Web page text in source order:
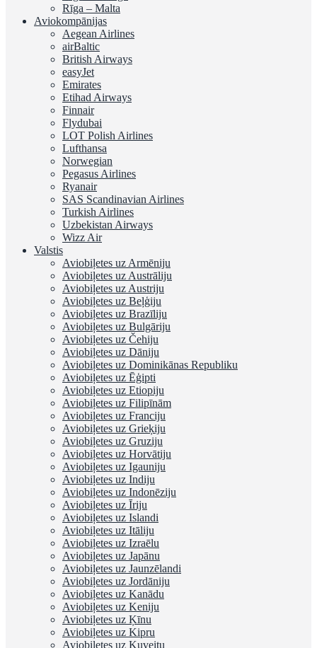
Rīga – Malta
Aviokompānijas
Aegean Airlines
airBaltic
British Airways
easyJet
Emirates
Etihad Airways
Finnair
Flydubai
LOT Polish Airlines
Lufthansa
Norwegian
Pegasus Airlines
Ryanair
SAS Scandinavian Airlines
Turkish Airlines
Uzbekistan Airways
Wizz Air
Valstis
Aviobiļetes uz Armēniju
Aviobiļetes uz Austrāliju
Aviobiļetes uz Austriju
Aviobiļetes uz Beļģiju
Aviobiļetes uz Brazīliju
Aviobiļetes uz Bulgāriju
Aviobiļetes uz Čehiju
Aviobiļetes uz Dāniju
Aviobiļetes uz Dominikānas Republiku
Aviobiļetes uz Ēģipti
Aviobiļetes uz Etiopiju
Aviobiļetes uz Filipīnām
Aviobiļetes uz Franciju
Aviobiļetes uz Grieķiju
Aviobiļetes uz Gruziju
Aviobiļetes uz Horvātiju
Aviobiļetes uz Igauniju
Aviobiļetes uz Indiju
Aviobiļetes uz Indonēziju
Aviobiļetes uz Īriju
Aviobiļetes uz Islandi
Aviobiļetes uz Itāliju
Aviobiļetes uz Izraēlu
Aviobiļetes uz Japānu
Aviobiļetes uz Jaunzēlandi
Aviobiļetes uz Jordāniju
Aviobiļetes uz Kanādu
Aviobiļetes uz Keniju
Aviobiļetes uz Ķīnu
Aviobiļetes uz Kipru
Aviobiļetes uz Kuveitu